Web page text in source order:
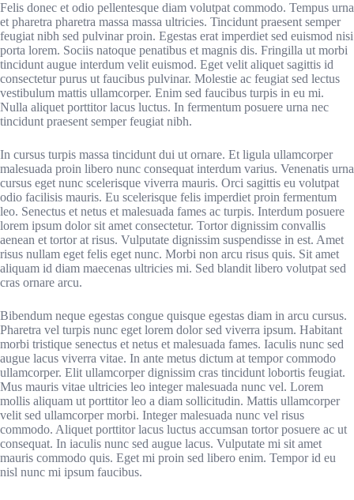
Felis donec et odio pellentesque diam volutpat commodo. Tempus urna
et pharetra pharetra massa massa ultricies. Tincidunt praesent semper
feugiat nibh sed pulvinar proin. Egestas erat imperdiet sed euismod nisi
porta lorem. Sociis natoque penatibus et magnis dis. Fringilla ut morbi
tincidunt augue interdum velit euismod. Eget velit aliquet sagittis id
consectetur purus ut faucibus pulvinar. Molestie ac feugiat sed lectus
vestibulum mattis ullamcorper. Enim sed faucibus turpis in eu mi.
Nulla aliquet porttitor lacus luctus. In fermentum posuere urna nec
tincidunt praesent semper feugiat nibh.
In cursus turpis massa tincidunt dui ut ornare. Et ligula ullamcorper
malesuada proin libero nunc consequat interdum varius. Venenatis urna
cursus eget nunc scelerisque viverra mauris. Orci sagittis eu volutpat
odio facilisis mauris. Eu scelerisque felis imperdiet proin fermentum
leo. Senectus et netus et malesuada fames ac turpis. Interdum posuere
lorem ipsum dolor sit amet consectetur. Tortor dignissim convallis
aenean et tortor at risus. Vulputate dignissim suspendisse in est. Amet
risus nullam eget felis eget nunc. Morbi non arcu risus quis. Sit amet
aliquam id diam maecenas ultricies mi. Sed blandit libero volutpat sed
cras ornare arcu.
Bibendum neque egestas congue quisque egestas diam in arcu cursus.
Pharetra vel turpis nunc eget lorem dolor sed viverra ipsum. Habitant
morbi tristique senectus et netus et malesuada fames. Iaculis nunc sed
augue lacus viverra vitae. In ante metus dictum at tempor commodo
ullamcorper. Elit ullamcorper dignissim cras tincidunt lobortis feugiat.
Mus mauris vitae ultricies leo integer malesuada nunc vel. Lorem
mollis aliquam ut porttitor leo a diam sollicitudin. Mattis ullamcorper
velit sed ullamcorper morbi. Integer malesuada nunc vel risus
commodo. Aliquet porttitor lacus luctus accumsan tortor posuere ac ut
consequat. In iaculis nunc sed augue lacus. Vulputate mi sit amet
mauris commodo quis. Eget mi proin sed libero enim. Tempor id eu
nisl nunc mi ipsum faucibus.